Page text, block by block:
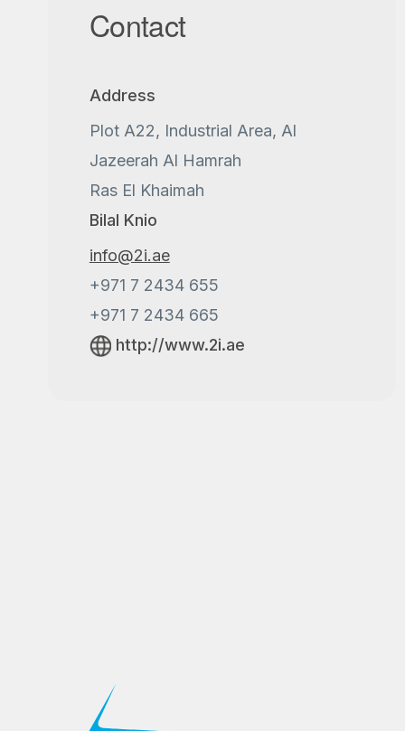
Contact
Address
Plot A22, Industrial Area, Al
Jazeerah Al Hamrah
Ras El Khaimah
Bilal Knio
info@2i.ae
+971 7 2434 655
+971 7 2434 665
http://www.2i.ae